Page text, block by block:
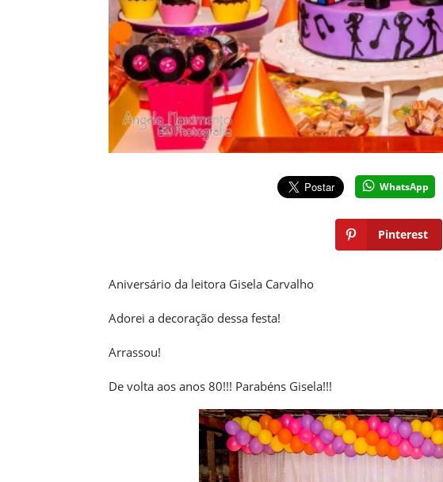
WhatsApp
Pinterest
Aniversário da leitora Gisela Carvalho
Adorei a decoração dessa festa!
Arrassou!
De volta aos anos 80!!! Parabéns Gisela!!!